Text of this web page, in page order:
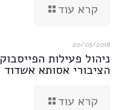
קרא עוד
20/03/2018
ניהול פעילות
הציבורי אסותא אשדוד
קרא עוד